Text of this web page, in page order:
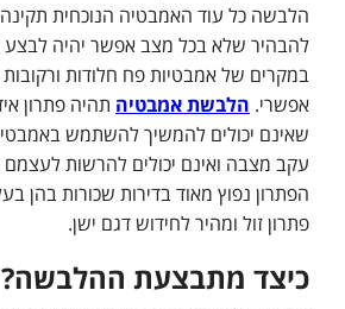
הלבשה כל עוד האמבטיה הנוכחית
להבהיר שלא בכל מצב אפשר יהיה
במקרים של אמבטיות פח חלודות ורקובות
אפשרי. הלבשת אמבטיה תהיה פתרון
שאינם יכולים להמשיך להשתמש
עקב מצבה ואינם יכולים להרשות
הפתרון נפוץ מאוד בדירות שכורות בהן
פתרון זול ומהיר לחידוש דגם ישן.
כיצד מתבצעת ההלבשה?